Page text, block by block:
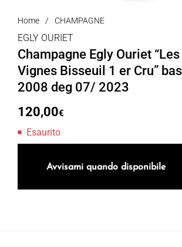
Home / CHAMPAGNE
EGLY OURIET
Champagne Egly Ouriet “Les
Vignes Bisseuil 1 er Cru”
2008 deg 07/ 2023
120,00€
Esaurito
Avvisami quando disponibile